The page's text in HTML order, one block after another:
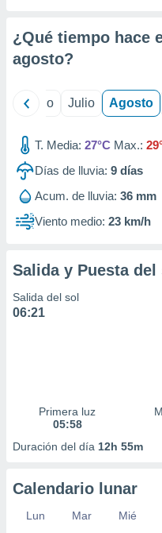
e
de
¿Qué tiempo hace
agosto?
Junio Julio Agosto
T. Media: 27°C Max.:
Días de lluvia: 9 días
Acum. de lluvia: 36 mm
Viento medio: 23 km/h
Salida y Puesta del
Salida del sol
06:21
Primera luz
05:58
Duración del día 12h 55m
Calendario lunar
Lun Mar Mié